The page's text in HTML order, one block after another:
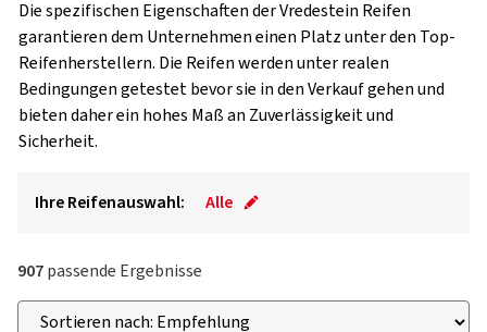
Die spezifischen Eigenschaften der Vredestein Reifen
garantieren dem Unternehmen einen Platz unter den Top-
Reifenherstellern. Die Reifen werden unter realen
Bedingungen getestet bevor sie in den Verkauf gehen und
bieten daher ein hohes Maß an Zuverlässigkeit und
Sicherheit.
Ihre Reifenauswahl: Alle
907passende Ergebnisse